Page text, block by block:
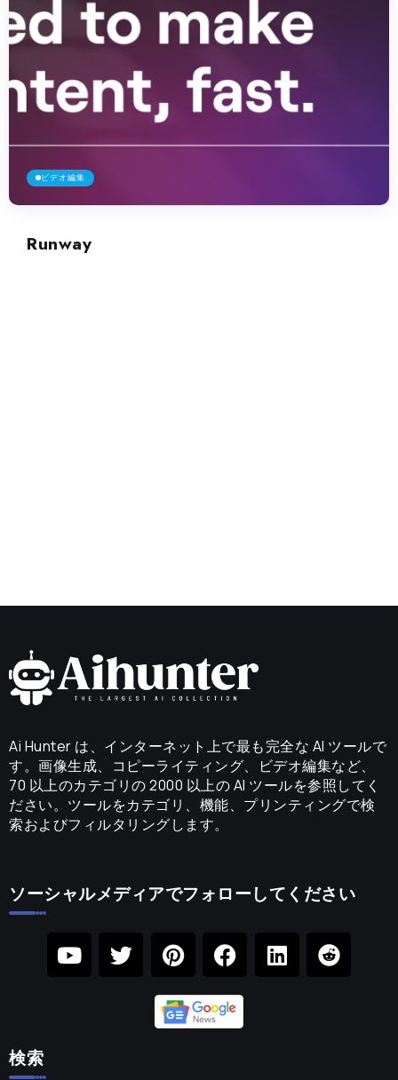
ビデオ編集
Runway
Ai Hunter は、インターネット上で最も完全な AI ツールで
す。画像生成、コピーライティング、ビデオ編集など、
70 以上のカテゴリの 2000 以上の AI ツールを参照してく
ださい。ツールをカテゴリ、機能、プリンティングで検
索およびフィルタリングします。
ソーシャルメディアでフォローしてください
検索